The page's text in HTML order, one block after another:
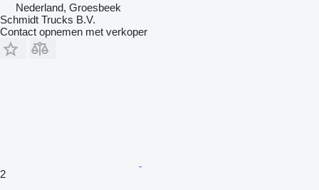
Nederland, Groesbeek
Schmidt Trucks B.V.
Contact opnemen met verkoper
2